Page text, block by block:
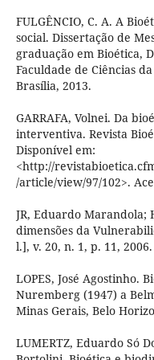
FULGÊNCIO, C. A. A
social. Dissertação de
graduação em Bioética,
Faculdade de Ciências
Brasília, 2013.
GARRAFA, Volnei. Da
interventiva. Revista
Disponível em:
<http://
/article/view/97/102>.
JR, Eduardo Marandola;
dimensões da
l.], v. 20, n. 1, p. 11, 2006.
LOPES, José Agostinho.
Nuremberg (1947) a
Minas Gerais, Belo
LUMERTZ, Eduardo Só